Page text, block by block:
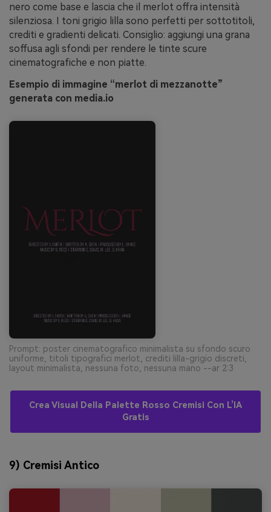
nero come base e lascia che il merlot offra intensità
silenziosa. I toni grigio lilla sono perfetti per sottotitoli,
crediti e gradienti delicati. Consiglio: aggiungi una grana
soffusa agli sfondi per rendere le tinte scure
cinematografiche e non piatte.
Esempio di immagine “merlot di mezzanotte”
generata con media.io
Prompt: poster cinematografico minimalista su sfondo scuro
uniforme, titoli tipografici merlot, crediti lilla-grigio discreti,
layout minimalista, nessuna foto, nessuna mano --ar 2:3
Crea Visual Della Palette Rosso Cremisi Con L’IA
Gratis
9) Cremisi Antico